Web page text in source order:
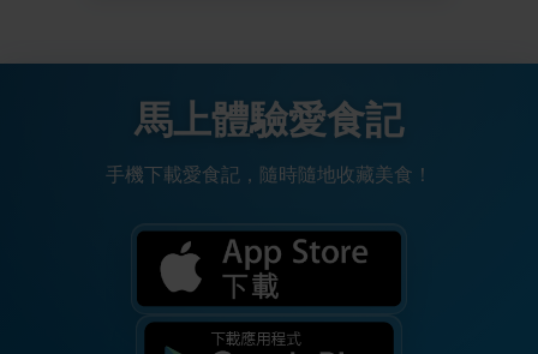
馬上體驗愛食記
手機下載愛食記，隨時隨地收藏美食！